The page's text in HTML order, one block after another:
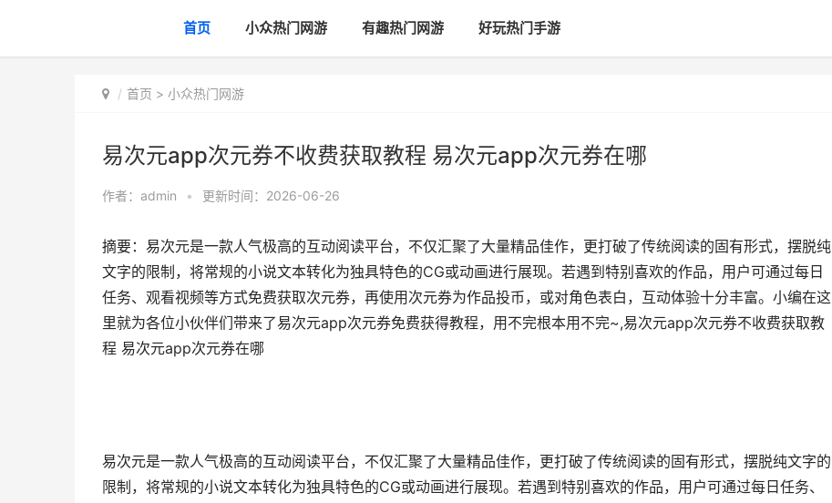
首页 小众热门网游 有趣热门网游 好玩热门手游
首页 > 小众热门网游
易次元app次元券不收费获取教程 易次元app次元券在哪
作者： admin • 更新时间：2026-06-26
摘要：易次元是一款人气极高的互动阅读平台，不仅汇聚了大量精品佳作，更打破了传统阅读的固有形式，摆脱纯
文字的限制，将常规的小说文本转化为独具特色的CG或动画进行展现。若遇到特别喜欢的作品，用户可通过每日
任务、观看视频等方式免费获取次元券，再使用次元券为作品投币，或对角色表白，互动体验十分丰富。小编在这
里就为各位小伙伴们带来了易次元app次元券免费获得教程，用不完根本用不完~,易次元app次元券不收费获取教
程 易次元app次元券在哪
易次元是一款人气极高的互动阅读平台，不仅汇聚了大量精品佳作，更打破了传统阅读的固有形式，摆脱纯文字的
限制，将常规的小说文本转化为独具特色的CG或动画进行展现。若遇到特别喜欢的作品，用户可通过每日任务、